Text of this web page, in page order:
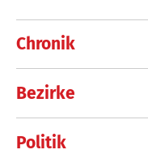
Chronik
Bezirke
Politik